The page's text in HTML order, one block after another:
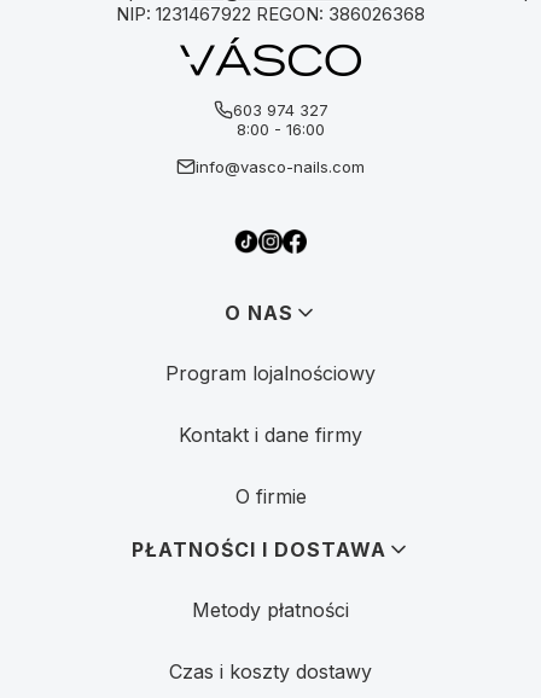
NIP: 1231467922 REGON: 386026368
603 974 327
8:00 - 16:00
info@vasco-nails.com
O NAS
Program lojalnościowy
Kontakt i dane firmy
O firmie
PŁATNOŚCI I DOSTAWA
Metody płatności
Czas i koszty dostawy